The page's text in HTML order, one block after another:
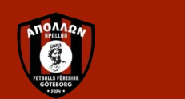
innehåll